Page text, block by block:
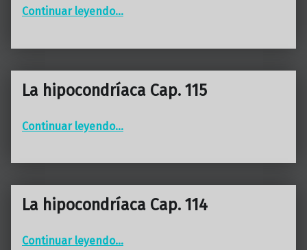
Continuar leyendo…
La hipocondríaca Cap. 115
Continuar leyendo…
La hipocondríaca Cap. 114
Continuar leyendo…